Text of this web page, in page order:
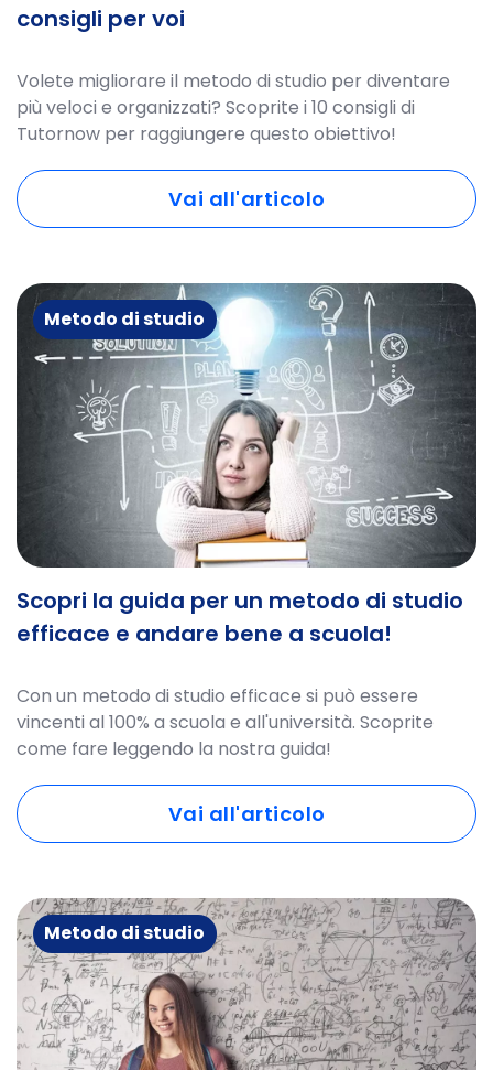
consigli per voi
Volete migliorare il metodo di studio per diventare
più veloci e organizzati? Scoprite i 10 consigli di
Tutornow per raggiungere questo obiettivo!
Vai all'articolo
Metodo di studio
Scopri la guida per un metodo di studio
efficace e andare bene a scuola!
Con un metodo di studio efficace si può essere
vincenti al 100% a scuola e all'università. Scoprite
come fare leggendo la nostra guida!
Vai all'articolo
Metodo di studio